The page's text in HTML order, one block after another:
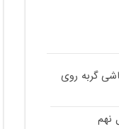
گربه روی
نهم